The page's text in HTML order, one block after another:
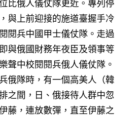
比俄人儀仗隊更近。專列停
與上前迎接的施道臺握手冷
閱兵中國甲士儀仗隊。走過
與俄國財務年夜臣及領事等
聲中校閱閱兵俄人儀仗隊。
俄隊時，有一個高美人（韓
之間，日、俄接待人群中忽
藤，連放數彈，直至伊藤之